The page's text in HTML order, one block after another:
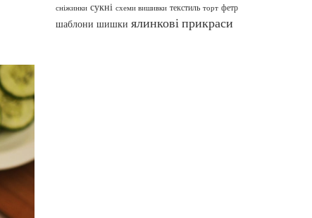
сніжинки сукні схеми вишивки текстиль торт фетр
шаблони шишки ялинкові прикраси